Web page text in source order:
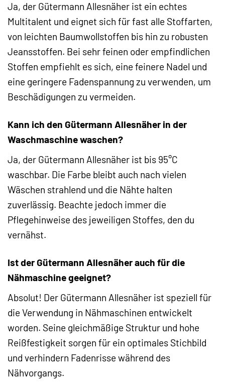
Ja, der Gütermann Allesnäher ist ein echtes
Multitalent und eignet sich für fast alle Stoffarten,
von leichten Baumwollstoffen bis hin zu robusten
Jeansstoffen. Bei sehr feinen oder empfindlichen
Stoffen empfiehlt es sich, eine feinere Nadel und
eine geringere Fadenspannung zu verwenden, um
Beschädigungen zu vermeiden.
Kann ich den Gütermann Allesnäher in der
Waschmaschine waschen?
Ja, der Gütermann Allesnäher ist bis 95°C
waschbar. Die Farbe bleibt auch nach vielen
Wäschen strahlend und die Nähte halten
zuverlässig. Beachte jedoch immer die
Pflegehinweise des jeweiligen Stoffes, den du
vernähst.
Ist der Gütermann Allesnäher auch für die
Nähmaschine geeignet?
Absolut! Der Gütermann Allesnäher ist speziell für
die Verwendung in Nähmaschinen entwickelt
worden. Seine gleichmäßige Struktur und hohe
Reißfestigkeit sorgen für ein optimales Stichbild
und verhindern Fadenrisse während des
Nähvorgangs.